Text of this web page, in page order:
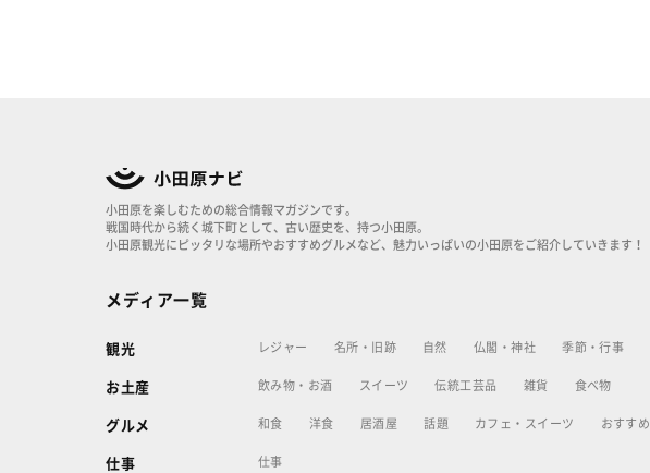
小田原を楽しむための総合情報マガジンです。
戦国時代から続く城下町として、古い歴史を、持つ小田原。
小田原観光にピッタリな場所やおすすめグルメなど、魅力いっぱいの小田原をご紹介していきます！
メディア一覧
観光 レジャー 名所・旧跡 自然 仏閣・神社 季節・行事
お土産 飲み物・お酒 スイーツ 伝統工芸品 雑貨 食べ物
グルメ 和食 洋食 居酒屋 話題 カフェ・スイーツ おすすめ
仕事 仕事